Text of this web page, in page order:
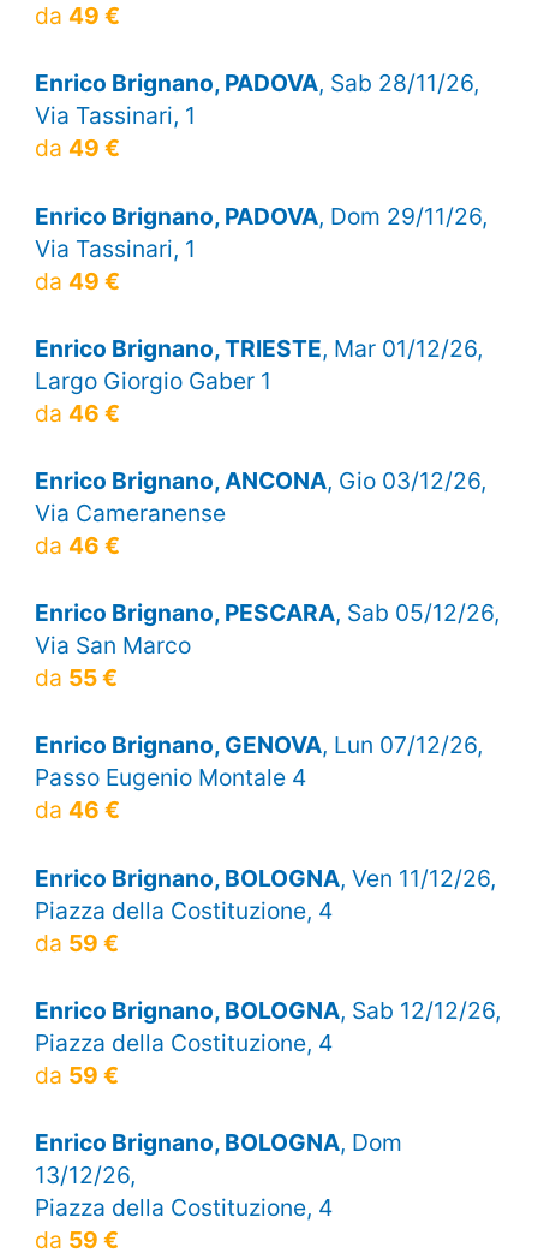
da 49 €
Enrico Brignano, PADOVA, Sab 28/11/26,
Via Tassinari, 1
da 49 €
Enrico Brignano, PADOVA, Dom 29/11/26,
Via Tassinari, 1
da 49 €
Enrico Brignano, TRIESTE, Mar 01/12/26,
Largo Giorgio Gaber 1
da 46 €
Enrico Brignano, ANCONA, Gio 03/12/26,
Via Cameranense
da 46 €
Enrico Brignano, PESCARA, Sab 05/12/26,
Via San Marco
da 55 €
Enrico Brignano, GENOVA, Lun 07/12/26,
Passo Eugenio Montale 4
da 46 €
Enrico Brignano, BOLOGNA, Ven 11/12/26,
Piazza della Costituzione, 4
da 59 €
Enrico Brignano, BOLOGNA, Sab 12/12/26,
Piazza della Costituzione, 4
da 59 €
Enrico Brignano, BOLOGNA, Dom
13/12/26,
Piazza della Costituzione, 4
da 59 €